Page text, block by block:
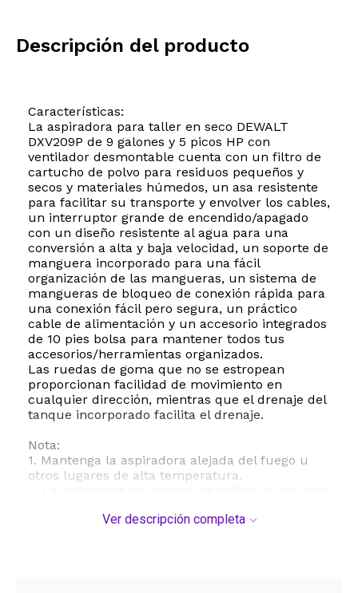
Descripción del producto
Características:
La aspiradora para taller en seco DEWALT
DXV209P de 9 galones y 5 picos HP con
ventilador desmontable cuenta con un filtro de
cartucho de polvo para residuos pequeños y
secos y materiales húmedos, un asa resistente
para facilitar su transporte y envolver los cables,
un interruptor grande de encendido/apagado
con un diseño resistente al agua para una
conversión a alta y baja velocidad, un soporte de
manguera incorporado para una fácil
organización de las mangueras, un sistema de
mangueras de bloqueo de conexión rápida para
una conexión fácil pero segura, un práctico
cable de alimentación y un accesorio integrados
de 10 pies bolsa para mantener todos tus
accesorios/herramientas organizados.
Las ruedas de goma que no se estropean
proporcionan facilidad de movimiento en
cualquier dirección, mientras que el drenaje del
tanque incorporado facilita el drenaje.
Nota:
1. Mantenga la aspiradora alejada del fuego u
otros lugares de alta temperatura.
disponible durante la operación.
Ver descripción completa